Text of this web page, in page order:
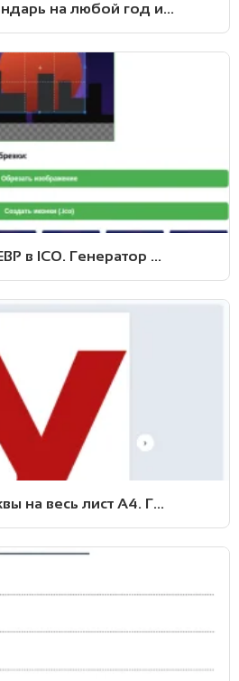
на любой год и...
в ICO. Генератор ...
на весь лист А4. Г...